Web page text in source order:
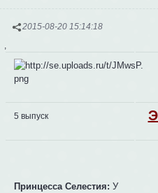
2015-08-20 15:14:18
,
5 выпуск
Принцесса Селестия: У